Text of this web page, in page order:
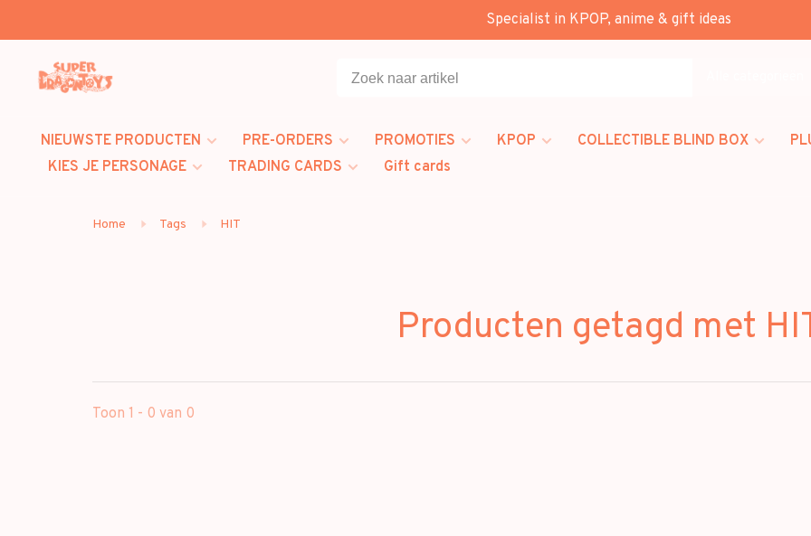
Specialist in KPOP, anime & gift ideas
NIEUWSTE PRODUCTEN PRE-ORDERS PROMOTIES KPOP COLLECTIBLE BLIND BOX
KIES JE PERSONAGE
TRADING CARDS Gift cards
Home Tags HIT
Producten getagd met
Toon 1 - 0 van 0